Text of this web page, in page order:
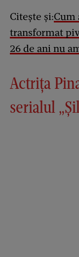
Citește și:Cum
transformat
26 de ani nu
Actrița
serialul